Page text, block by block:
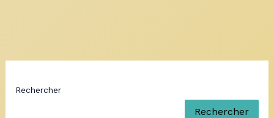
Rechercher
Rechercher